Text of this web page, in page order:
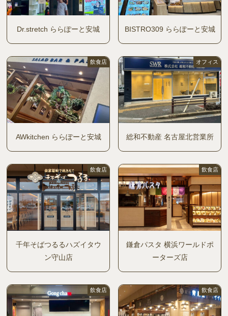
Dr.stretch ららぽーと安城 BISTRO309 ららぽーと安城
飲食店
AWkitchen ららぽーと安城
オフィス
総和不動産 名古屋北営業所
飲食店
千年そばつるるハズイタウ
ン守山店
飲食店
鎌倉パスタ 横浜ワールドポ
ーターズ店
飲食店 飲食店